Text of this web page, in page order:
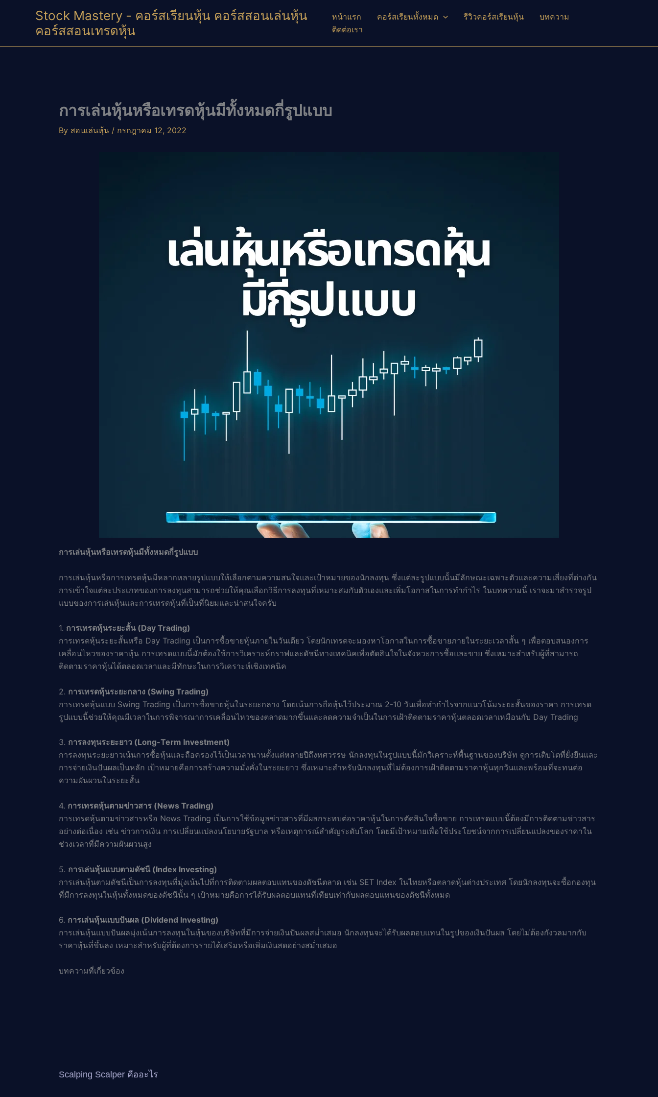
Stock Mastery - คอร์สเรียนหุ้น คอร์สสอนเล่นหุ้น
คอร์สสอนเทรดหุ้น
หน้าแรก คอร์สเรียนทั้งหมด รีวิวคอร์สเรียนหุ้น
บทความ
ติดต่อเรา
การเล่นหุ้นหรือเทรดหุ้นมีทั้งหมดกี่รูปแบบ
By สอนเล่นหุ้น / กรกฎาคม 12, 2022
การเล่นหุ้นหรือเทรดหุ้นมีทั้งหมดกี่รูปแบบ
การเล่นหุ้นหรือการเทรดหุ้นมีหลากหลายรูปแบบให้เลือกตามความสนใจและเป้าหมายของนักลงทุน ซึ่งแต่ละรูปแบบนั้นมีลักษณะเฉพาะตัวและความเสี่ยงที่ต่างกัน
การเข้าใจแต่ละประเภทของการลงทุนสามารถช่วยให้คุณเลือกวิธีการลงทุนที่เหมาะสมกับตัวเองและเพิ่มโอกาสในการทำกำไร ในบทความนี้ เราจะมาสำรวจรูป
แบบของการเล่นหุ้นและการเทรดหุ้นที่เป็นที่นิยมและน่าสนใจครับ
1. การเทรดหุ้นระยะสั้น (Day Trading)
การเทรดหุ้นระยะสั้นหรือ Day Trading เป็นการซื้อขายหุ้นภายในวันเดียว โดยนักเทรดจะมองหาโอกาสในการซื้อขายภายในระยะเวลาสั้น ๆ เพื่อตอบสนองการ
เคลื่อนไหวของราคาหุ้น การเทรดแบบนี้มักต้องใช้การวิเคราะห์กราฟและดัชนีทางเทคนิคเพื่อตัดสินใจในจังหวะการซื้อและขาย ซึ่งเหมาะสำหรับผู้ที่สามารถ
ติดตามราคาหุ้นได้ตลอดเวลาและมีทักษะในการวิเคราะห์เชิงเทคนิค
2. การเทรดหุ้นระยะกลาง (Swing Trading)
การเทรดหุ้นแบบ Swing Trading เป็นการซื้อขายหุ้นในระยะกลาง โดยเน้นการถือหุ้นไว้ประมาณ 2-10 วันเพื่อทำกำไรจากแนวโน้มระยะสั้นของราคา การเทรด
รูปแบบนี้ช่วยให้คุณมีเวลาในการพิจารณาการเคลื่อนไหวของตลาดมากขึ้นและลดความจำเป็นในการเฝ้าติดตามราคาหุ้นตลอดเวลาเหมือนกับ Day Trading
3. การลงทุนระยะยาว (Long-Term Investment)
การลงทุนระยะยาวเน้นการซื้อหุ้นและถือครองไว้เป็นเวลานานตั้งแต่หลายปีถึงทศวรรษ นักลงทุนในรูปแบบนี้มักวิเคราะห์พื้นฐานของบริษัท ดูการเติบโตที่ยั่งยืนและ
การจ่ายเงินปันผลเป็นหลัก เป้าหมายคือการสร้างความมั่งคั่งในระยะยาว ซึ่งเหมาะสำหรับนักลงทุนที่ไม่ต้องการเฝ้าติดตามราคาหุ้นทุกวันและพร้อมที่จะทนต่อ
ความผันผวนในระยะสั้น
4. การเทรดหุ้นตามข่าวสาร (News Trading)
การเทรดหุ้นตามข่าวสารหรือ News Trading เป็นการใช้ข้อมูลข่าวสารที่มีผลกระทบต่อราคาหุ้นในการตัดสินใจซื้อขาย การเทรดแบบนี้ต้องมีการติดตามข่าวสาร
อย่างต่อเนื่อง เช่น ข่าวการเงิน การเปลี่ยนแปลงนโยบายรัฐบาล หรือเหตุการณ์สำคัญระดับโลก โดยมีเป้าหมายเพื่อใช้ประโยชน์จากการเปลี่ยนแปลงของราคาใน
ช่วงเวลาที่มีความผันผวนสูง
5. การเล่นหุ้นแบบตามดัชนี (Index Investing)
การเล่นหุ้นตามดัชนีเป็นการลงทุนที่มุ่งเน้นไปที่การติดตามผลตอบแทนของดัชนีตลาด เช่น SET Index ในไทยหรือตลาดหุ้นต่างประเทศ โดยนักลงทุนจะซื้อกองทุน
ที่มีการลงทุนในหุ้นทั้งหมดของดัชนีนั้น ๆ เป้าหมายคือการได้รับผลตอบแทนที่เทียบเท่ากับผลตอบแทนของดัชนีทั้งหมด
6. การเล่นหุ้นแบบปันผล (Dividend Investing)
การเล่นหุ้นแบบปันผลมุ่งเน้นการลงทุนในหุ้นของบริษัทที่มีการจ่ายเงินปันผลสม่ำเสมอ นักลงทุนจะได้รับผลตอบแทนในรูปของเงินปันผล โดยไม่ต้องกังวลมากกับ
ราคาหุ้นที่ขึ้นลง เหมาะสำหรับผู้ที่ต้องการรายได้เสริมหรือเพิ่มเงินสดอย่างสม่ำเสมอ
บทความที่เกี่ยวข้อง
Scalping Scalper คืออะไร